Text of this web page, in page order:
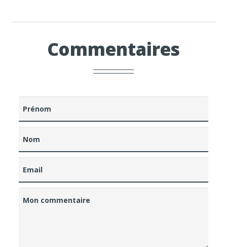
Commentaires
Prénom
Nom
Email
Mon commentaire